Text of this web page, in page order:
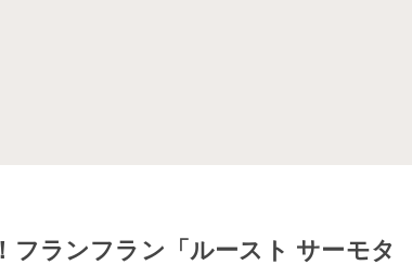
フランフラン「ルースト サーモタ